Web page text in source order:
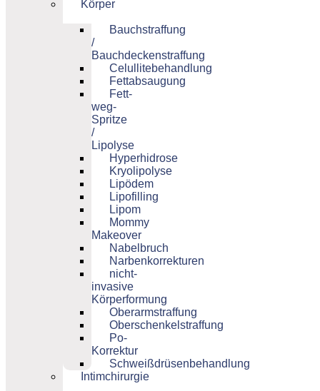
Körper
Bauchstraffung
/
Bauchdeckenstraffung
Celullitebehandlung
Fettabsaugung
Fett-
weg-
Spritze
/
Lipolyse
Hyperhidrose
Kryolipolyse
Lipödem
Lipofilling
Lipom
Mommy
Makeover
Nabelbruch
Narbenkorrekturen
nicht-
invasive
Körperformung
Oberarmstraffung
Oberschenkelstraffung
Po-
Korrektur
Schweißdrüsenbehandlung
Intimchirurgie